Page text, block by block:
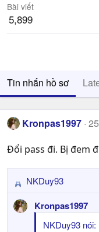
Bài viết
5,899
Tin nhắn hồ sơ
Kronpas1997
Đổi pass đi. Bị đem
R
e
a
NKDuy93
Kronpas1997
NKDuy93 nói: